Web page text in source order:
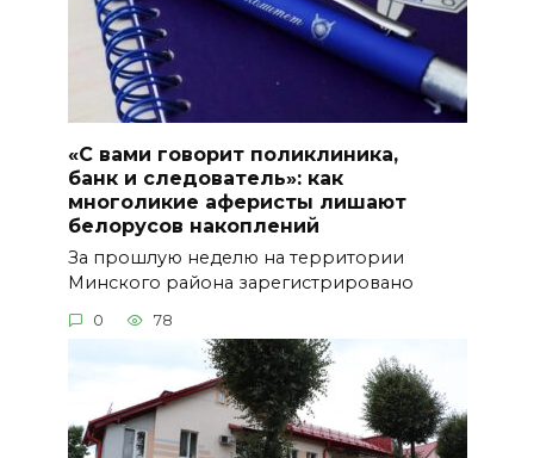
«С вами говорит поликлиника,
банк и следователь»: как
многоликие аферисты лишают
белорусов накоплений
За прошлую неделю на территории
Минского района зарегистрировано
0 78